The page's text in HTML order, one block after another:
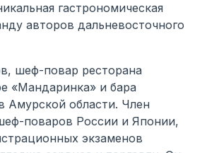
гастрономическая
авторов дальневосточного
шеф-повар ресторана
«Мандаринка» и бара
Амурской области. Член
поваров России и Японии,
экзаменов